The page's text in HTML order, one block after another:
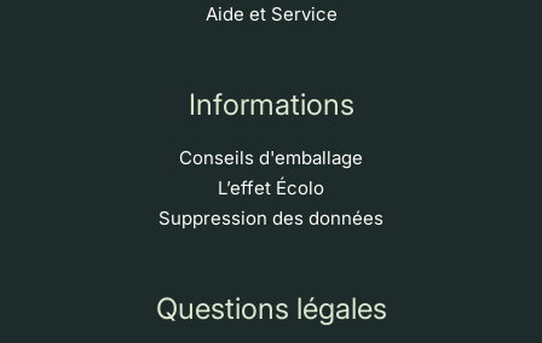
Aide et Service
Informations
Conseils d'emballage
L’effet Écolo
Suppression des données
Questions légales